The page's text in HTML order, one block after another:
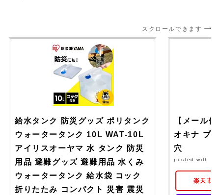
スクロールできます
給水タンク 防災グッズ ポリタンク
ウォータータンク 10L WAT-10L
アイリスオーヤマ 水 タンク 防災
用品 避難グッズ 避難用品 水くみ
ウォータータンク 給水袋 コック
折りたたみ コンパクト 災害 震災
【メール
オキナ プ
穴
posted with
楽天市場